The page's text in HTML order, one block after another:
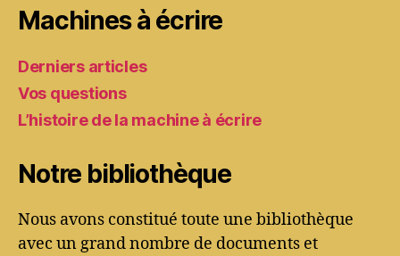
Machines à écrire
Derniers articles
Vos questions
L’histoire de la machine à écrire
Notre bibliothèque
Nous avons constitué toute une bibliothèque
avec un grand nombre de documents et